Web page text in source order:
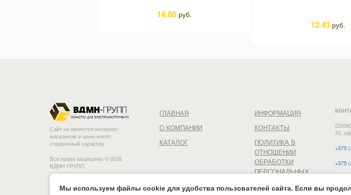
16.86 руб.
12.43 руб.
Сайт не является интернет-
магазином и цены носят
справочный характер
Все права защищены © 2026
ВДМН-ГРУПП
ГЛАВНАЯ
О КОМПАНИИ
КАТАЛОГ
ИНФОРМАЦИЯ
КОНТАКТЫ
ПОЛИТИКА В
ОТНОШЕНИИ
ОБРАБОТКИ
ПЕРСОНАЛЬНЫХ
33,
+375
+375
e-mail:
Мы используем файлы cookie для удобства пользователей сайта. Если вы